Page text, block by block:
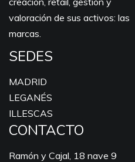
valoración de sus activos: las
marcas.
SEDES
MADRID
LEGANÉS
ILLESCAS
CONTACTO
Ramón y Cajal, 18 nave 9